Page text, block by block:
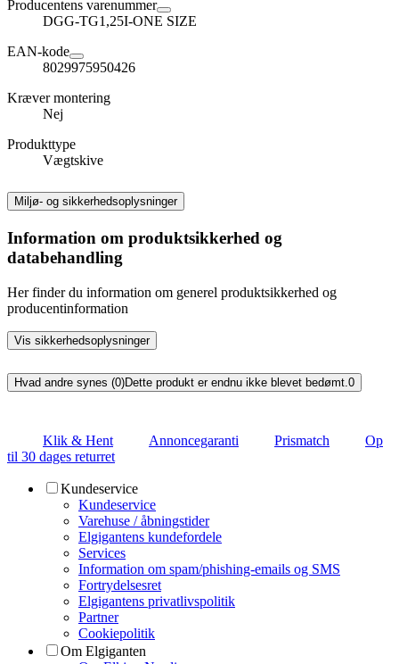
Producentens varenummer
DGG-TG1,25I-ONE SIZE
EAN-kode
8029975950426
Kræver montering
Nej
Produkttype
Vægtskive
Miljø- og sikkerhedsoplysninger
Information om produktsikkerhed og
databehandling
Her finder du information om generel produktsikkerhed og
producentinformation
Vis sikkerhedsoplysninger
Hvad andre synes (0)Dette produkt er endnu ikke blevet bedømt. 0
Klik & Hent Annoncegaranti Prismatch
Op
til 30 dages returret
Kundeservice
Kundeservice
Varehuse / åbningstider
Elgigantens kundefordele
Services
Information om spam/phishing-emails og SMS
Fortrydelsesret
Elgigantens privatlivspolitik
Partner
Cookiepolitik
Om Elgiganten